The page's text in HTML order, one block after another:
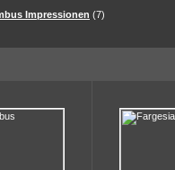
Impressionen (7)